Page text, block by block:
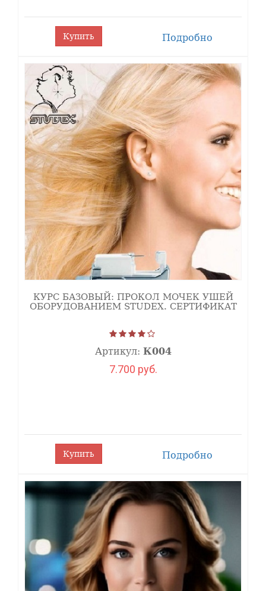
Купить Подробно
КУРС БАЗОВЫЙ: ПРОКОЛ МОЧЕК УШЕЙ
ОБОРУДОВАНИЕМ STUDEX. СЕРТИФИКАТ
Артикул: К004
7.700 руб.
Купить Подробно